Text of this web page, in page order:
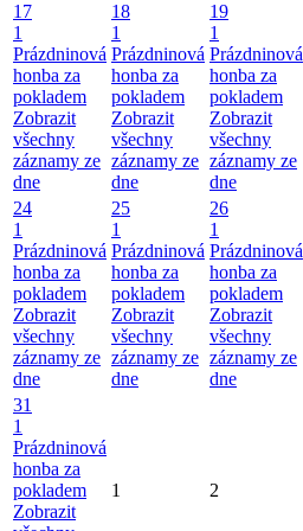
17
1
Prázdninová
honba za
pokladem
Zobrazit
všechny
záznamy ze
dne
18
1
Prázdninová
honba za
pokladem
Zobrazit
všechny
záznamy ze
dne
19
1
Prázdninová
honba za
pokladem
Zobrazit
všechny
záznamy ze
dne
24
1
Prázdninová
honba za
pokladem
Zobrazit
všechny
záznamy ze
dne
25
1
Prázdninová
honba za
pokladem
Zobrazit
všechny
záznamy ze
dne
26
1
Prázdninová
honba za
pokladem
Zobrazit
všechny
záznamy ze
dne
31
1
Prázdninová
honba za
pokladem
Zobrazit
1 2